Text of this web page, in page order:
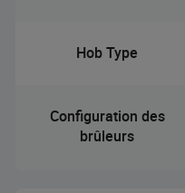
Hob Type
Configuration des
brûleurs